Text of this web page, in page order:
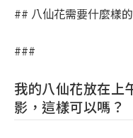
## 八仙花需要什麼樣
###
我的八仙花放在上
影，這樣可以嗎？